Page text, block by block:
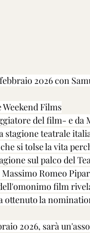
2026 con
Films
del film- e da
stagione teatrale
si tolse la vita
sul palco del
Romeo
film
ottenuto la
2026, sarà